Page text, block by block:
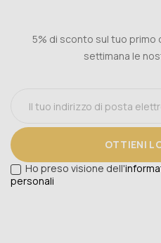
5% di sconto sul tuo primo
settimana le
OTTIENI
Ho preso visione dell'
personali